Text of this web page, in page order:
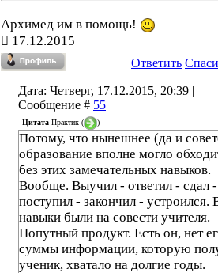
Архимед им в помощь!
17.12.2015
Ответить
Дата: Четверг, 17.12.2015, 20:39 |
Сообщение # 55
Цитата Практик ( )
Потому, что нынешнее (да и
образование вполне могло
без этих замечательных навыков.
Вообще. Выучил - ответил - сдал -
поступил - закончил - устроился.
навыки были на совести учителя.
Попутный продукт. Есть он, нет
суммы информации, которую
ученик, хватало на долгие годы.